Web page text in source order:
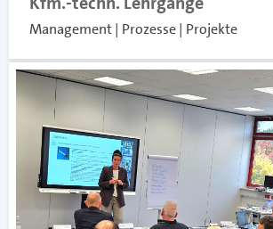
Management | Prozesse | Projekte